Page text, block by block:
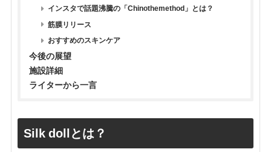
インスタで話題沸騰の「Chinothemethod」とは？
筋膜リリース
おすすめのスキンケア
今後の展望
施設詳細
ライターから一言
Silk dollとは？